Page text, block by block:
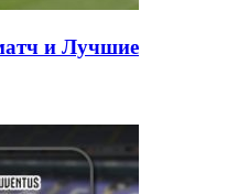
и Лучшие